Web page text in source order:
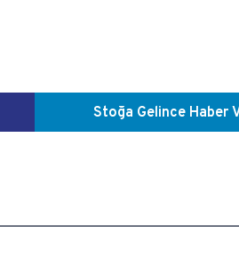
Stoğa Gelince Haber